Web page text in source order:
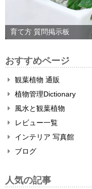
育て方 質問掲示板
おすすめページ
観葉植物 通販
植物管理Dictionary
風水と観葉植物
レビュー一覧
インテリア 写真館
ブログ
人気の記事